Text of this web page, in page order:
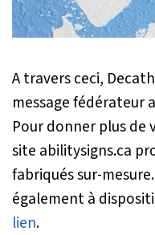
A travers ceci,
message fédérateur
Pour donner plus
site abilitysigns.ca
fabriqués sur-
également à
lien.